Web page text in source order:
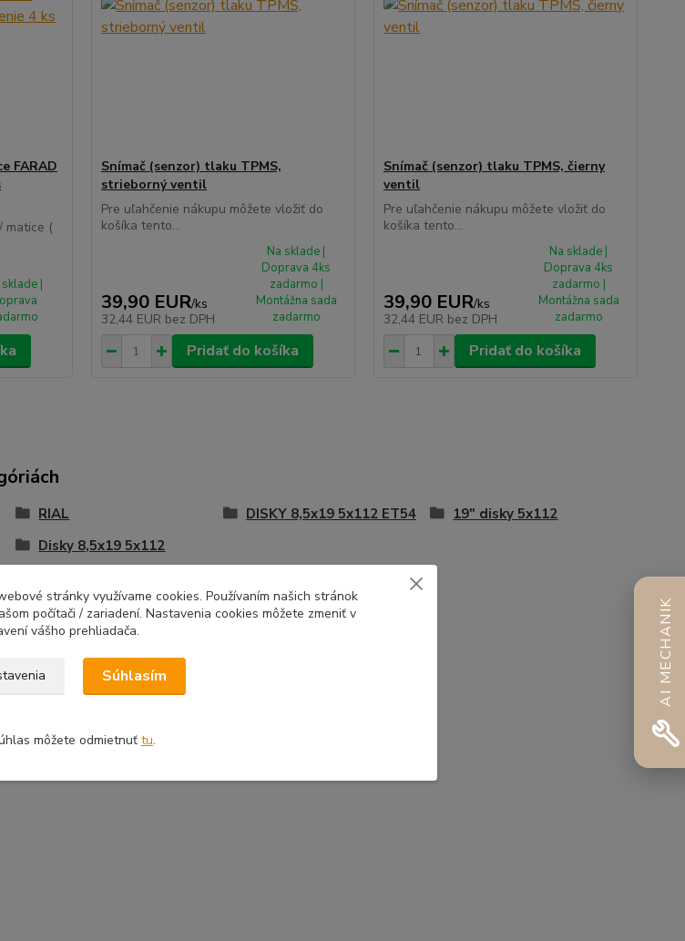
FARAD
matice (
sklade |
Snímač (senzor) tlaku TPMS,
strieborný ventil
Pre uľahčenie nákupu môžete vložiť do
košíka tento...
39,90 EUR/ks
32,44 EUR bez DPH
Na sklade |
Doprava 4ks
zadarmo |
Montážna sada
zadarmo
Pridať do košíka
Snímač (senzor) tlaku TPMS, čierny
ventil
Pre uľahčenie nákupu môžete vložiť do
košíka tento...
39,90 EUR/ks
32,44 EUR bez DPH
Na sklade |
Doprava 4ks
zadarmo |
Montážna sada
zadarmo
Pridať do košíka
RIAL DISKY 8,5x19 5x112 ET54
19" disky 5x112
Disky 8,5x19 5x112
AI MECHANIK
stránky využívame cookies. Používaním našich stránok
počítači / zariadení. Nastavenia cookies môžete zmeniť v
vášho prehliadača.
Súhlasím
môžete odmietnuť tu.